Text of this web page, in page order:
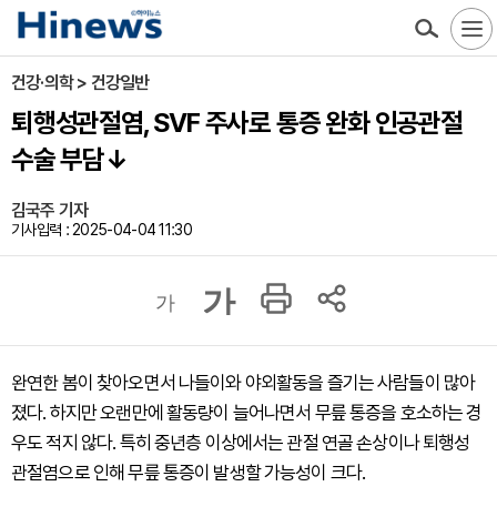
건강·의학 > 건강일반
퇴행성관절염, SVF 주사로 통증 완화 인공관절
수술 부담↓
김국주 기자
기사입력 : 2025-04-04 11:30
가 가
완연한 봄이 찾아오면서 나들이와 야외활동을 즐기는 사람들이 많아
졌다. 하지만 오랜만에 활동량이 늘어나면서 무릎 통증을 호소하는 경
우도 적지 않다. 특히 중년층 이상에서는 관절 연골 손상이나 퇴행성
관절염으로 인해 무릎 통증이 발생할 가능성이 크다.